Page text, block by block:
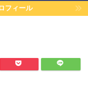
フィール